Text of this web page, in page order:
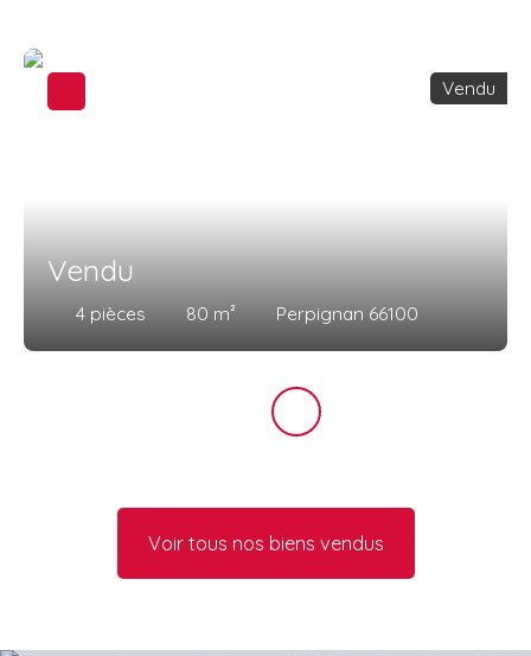
Vendu
4 pièces 80 m² Perpignan 66100
Vendu
Voir tous nos biens vendus